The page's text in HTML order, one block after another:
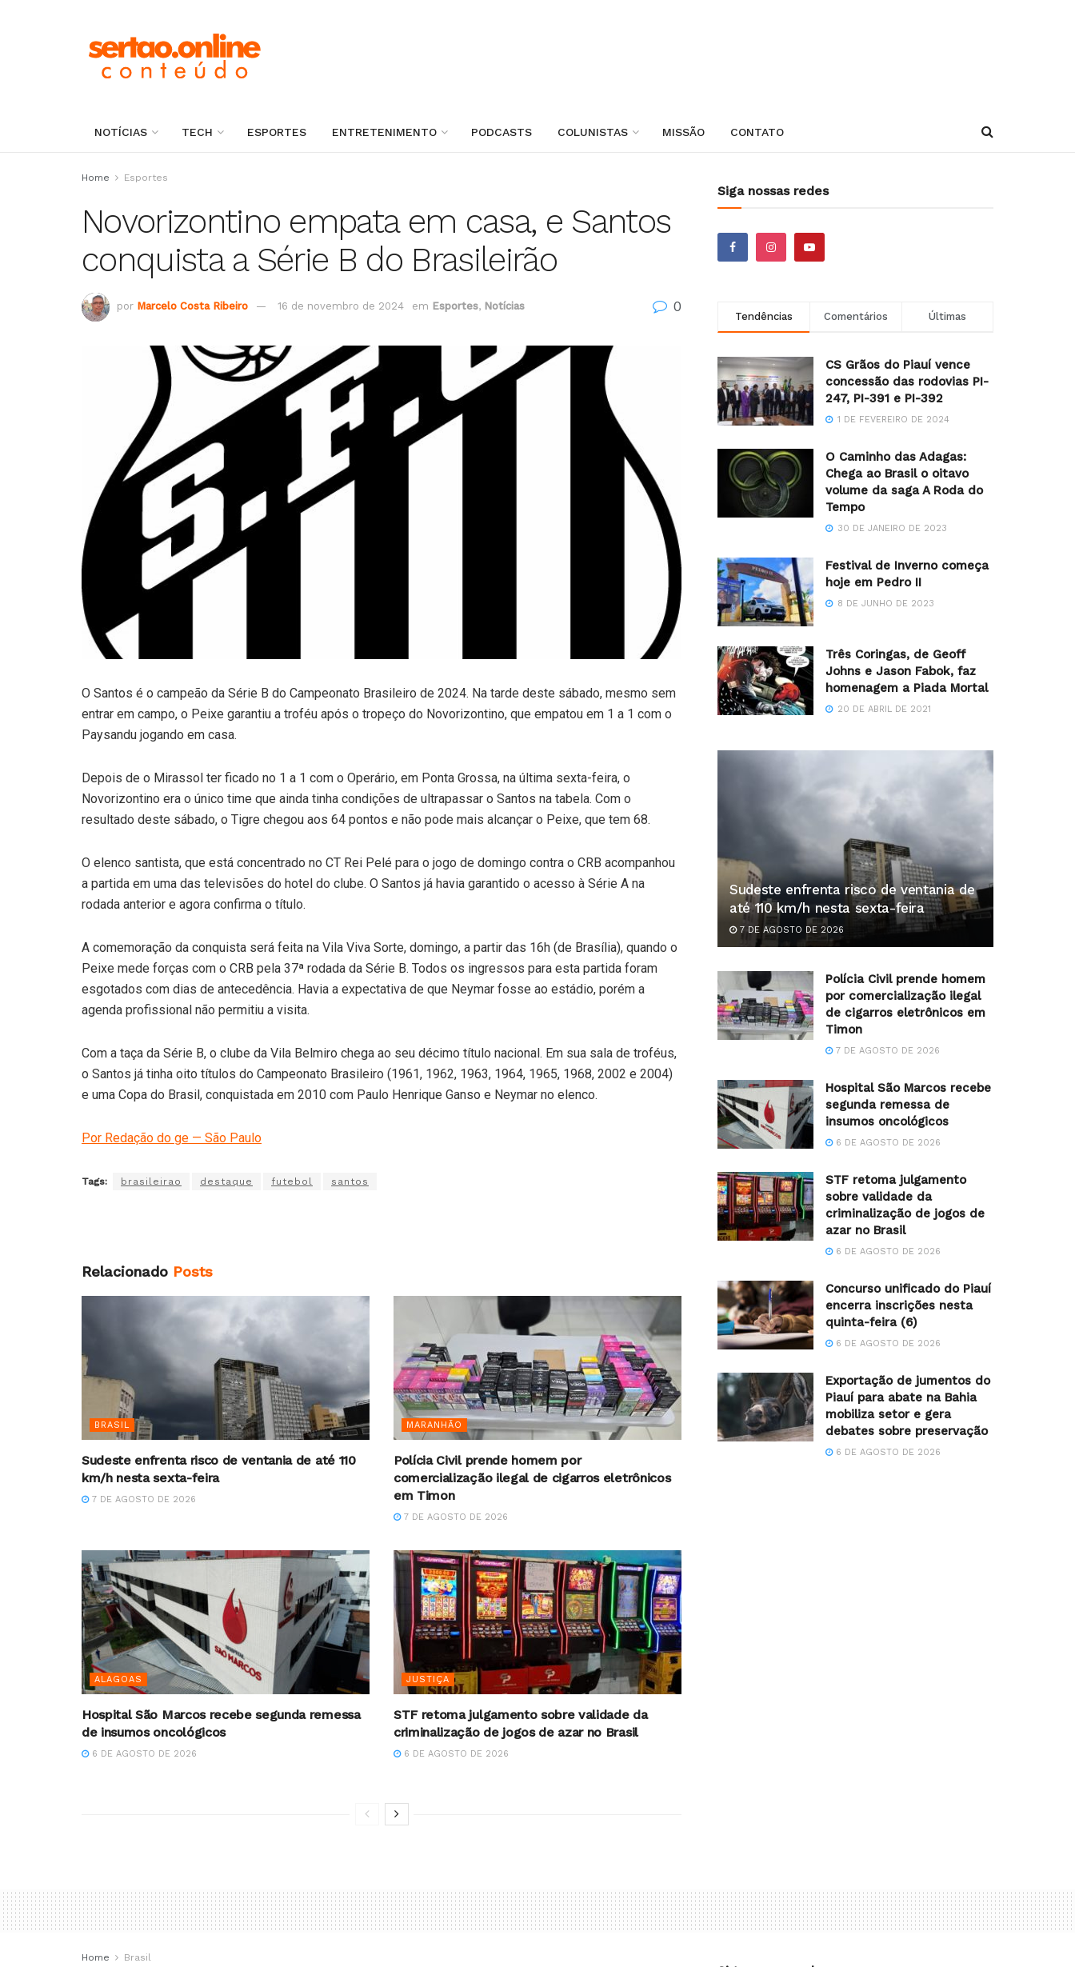
NOTÍCIAS TECH ESPORTES ENTRETENIMENTO PODCASTS COLUNISTAS MISSÃO CONTATO
Home Esportes
Novorizontino empata em casa, e Santos
conquista a Série B do Brasileirão
por Marcelo Costa Ribeiro 16 de novembro de 2024 em Esportes, Notícias 0
O Santos é o campeão da Série B do Campeonato Brasileiro de 2024. Na tarde deste sábado, mesmo sem
entrar em campo, o Peixe garantiu a troféu após o tropeço do Novorizontino, que empatou em 1 a 1 com o
Paysandu jogando em casa.
Depois de o Mirassol ter ficado no 1 a 1 com o Operário, em Ponta Grossa, na última sexta-feira, o
Novorizontino era o único time que ainda tinha condições de ultrapassar o Santos na tabela. Com o
resultado deste sábado, o Tigre chegou aos 64 pontos e não pode mais alcançar o Peixe, que tem 68.
O elenco santista, que está concentrado no CT Rei Pelé para o jogo de domingo contra o CRB acompanhou
a partida em uma das televisões do hotel do clube. O Santos já havia garantido o acesso à Série A na
rodada anterior e agora confirma o título.
A comemoração da conquista será feita na Vila Viva Sorte, domingo, a partir das 16h (de Brasília), quando o
Peixe mede forças com o CRB pela 37ª rodada da Série B. Todos os ingressos para esta partida foram
esgotados com dias de antecedência. Havia a expectativa de que Neymar fosse ao estádio, porém a
agenda profissional não permitiu a visita.
Com a taça da Série B, o clube da Vila Belmiro chega ao seu décimo título nacional. Em sua sala de troféus,
o Santos já tinha oito títulos do Campeonato Brasileiro (1961, 1962, 1963, 1964, 1965, 1968, 2002 e 2004)
e uma Copa do Brasil, conquistada em 2010 com Paulo Henrique Ganso e Neymar no elenco.
Por Redação do ge — São Paulo
Tags: brasileirao destaque futebol santos
Relacionado Posts
BRASIL
Sudeste enfrenta risco de ventania de até 110
km/h nesta sexta-feira
7 DE AGOSTO DE 2026
MARANHÃO
Polícia Civil prende homem por
comercialização ilegal de cigarros eletrônicos
em Timon
7 DE AGOSTO DE 2026
ALAGOAS
Hospital São Marcos recebe segunda remessa
de insumos oncológicos
6 DE AGOSTO DE 2026
JUSTIÇA
STF retoma julgamento sobre validade da
criminalização de jogos de azar no Brasil
6 DE AGOSTO DE 2026
Siga nossas redes
Tendências Comentários Últimas
CS Grãos do Piauí vence
concessão das rodovias PI-
247, PI-391 e PI-392
1 DE FEVEREIRO DE 2024
O Caminho das Adagas:
Chega ao Brasil o oitavo
volume da saga A Roda do
Tempo
30 DE JANEIRO DE 2023
Festival de Inverno começa
hoje em Pedro II
8 DE JUNHO DE 2023
Três Coringas, de Geoff
Johns e Jason Fabok, faz
homenagem a Piada Mortal
20 DE ABRIL DE 2021
Sudeste enfrenta risco de ventania de
até 110 km/h nesta sexta-feira
7 DE AGOSTO DE 2026
Polícia Civil prende homem
por comercialização ilegal
de cigarros eletrônicos em
Timon
7 DE AGOSTO DE 2026
Hospital São Marcos recebe
segunda remessa de
insumos oncológicos
6 DE AGOSTO DE 2026
STF retoma julgamento
sobre validade da
criminalização de jogos de
azar no Brasil
6 DE AGOSTO DE 2026
Concurso unificado do Piauí
encerra inscrições nesta
quinta-feira (6)
6 DE AGOSTO DE 2026
Exportação de jumentos do
Piauí para abate na Bahia
mobiliza setor e gera
debates sobre preservação
6 DE AGOSTO DE 2026
Home Brasil